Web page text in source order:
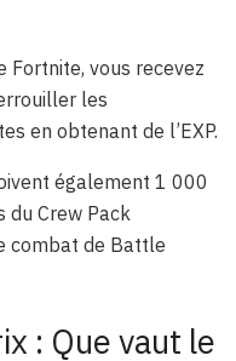
Fortnite, vous recevez
les
en obtenant de l’EXP.
également 1 000
du Crew Pack
combat de Battle
: Que vaut le